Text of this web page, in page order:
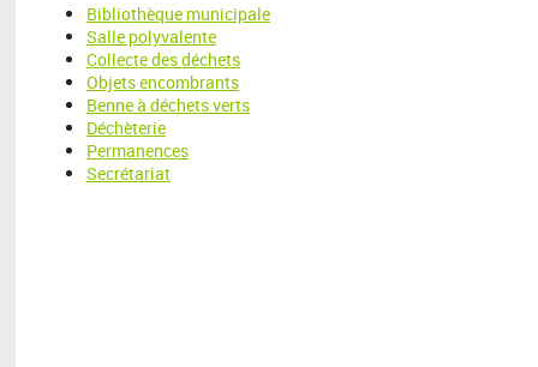
Bibliothèque municipale
Salle polyvalente
Collecte des déchets
Objets encombrants
Benne à déchets verts
Déchèterie
Permanences
Secrétariat